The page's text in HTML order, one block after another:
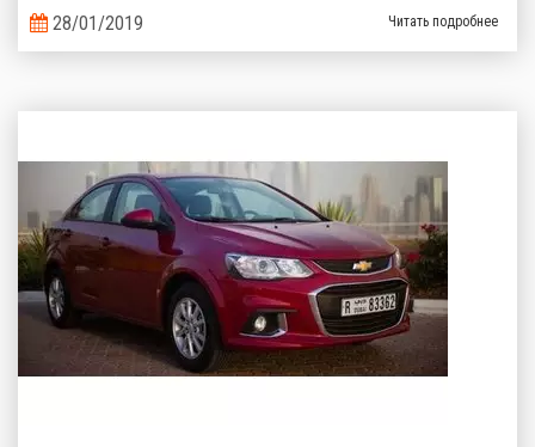
газобаллонного оборудования предлагают альтернативные
варианты.
28/01/2019 Читать подробнее